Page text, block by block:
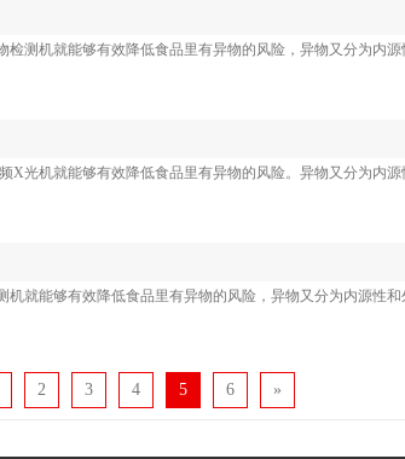
测机就能够有效降低食品里有异物的风险，异物又分为内
X光机就能够有效降低食品里有异物的风险。异物又分为内
就能够有效降低食品里有异物的风险，异物又分为内源性
2 3 4 5 6 »